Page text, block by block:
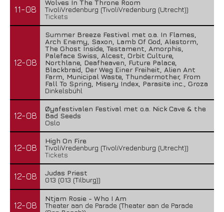
11-08
Wolves In The Throne Room
TivoliVredenburg (TivoliVredenburg (Utrecht))
Tickets
12-08
Summer Breeze Festival met o.a. In Flames,
Arch Enemy, Saxon, Lamb Of God, Alestorm,
The Ghost Inside, Testament, Amorphis,
Paleface Swiss, Alcest, Orbit Culture,
Northlane, Deafheaven, Future Palace,
Blackbraid, Der Weg Einer Freiheit, Alien Ant
Farm, Municipal Waste, Thundermother, From
Fall To Spring, Misery Index, Parasite inc., Groza
Dinkelsbühl
12-08
Øyafestivalen Festival met o.a. Nick Cave & the
Bad Seeds
Oslo
12-08
High On Fire
TivoliVredenburg (TivoliVredenburg (Utrecht))
Tickets
12-08
Judas Priest
013 (013 (Tilburg))
12-08
Ntjam Rosie - Who I Am
Theater aan de Parade (Theater aan de Parade